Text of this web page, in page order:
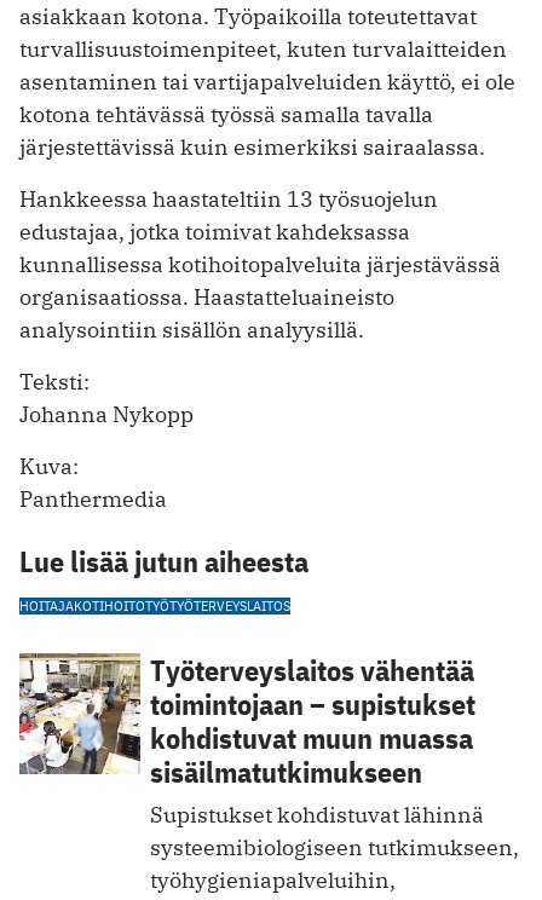
asiakkaan kotona. Työpaikoilla toteutettavat
turvallisuustoimenpiteet, kuten turvalaitteiden
asentaminen tai vartijapalveluiden käyttö, ei ole
kotona tehtävässä työssä samalla tavalla
järjestettävissä kuin esimerkiksi sairaalassa.
Hankkeessa haastateltiin 13 työsuojelun
edustajaa, jotka toimivat kahdeksassa
kunnallisessa kotihoitopalveluita järjestävässä
organisaatiossa. Haastatteluaineisto
analysointiin sisällön analyysillä.
Teksti:
Johanna Nykopp
Kuva:
Panthermedia
Lue lisää jutun aiheesta
HOITAJAKOTIHOITOTYÖTYÖTERVEYSLAITOS
Työterveyslaitos vähentää
toimintojaan – supistukset
kohdistuvat muun muassa
sisäilmatutkimukseen
Supistukset kohdistuvat lähinnä
systeemibiologiseen tutkimukseen,
työhygieniapalveluihin,